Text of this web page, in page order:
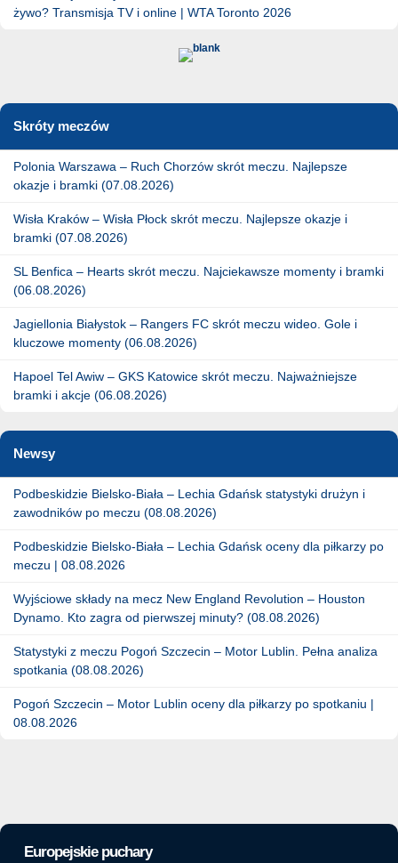
żywo? Transmisja TV i online | WTA Toronto 2026
Skróty meczów
Polonia Warszawa – Ruch Chorzów skrót meczu. Najlepsze
okazje i bramki (07.08.2026)
Wisła Kraków – Wisła Płock skrót meczu. Najlepsze okazje i
bramki (07.08.2026)
SL Benfica – Hearts skrót meczu. Najciekawsze momenty i bramki
(06.08.2026)
Jagiellonia Białystok – Rangers FC skrót meczu wideo. Gole i
kluczowe momenty (06.08.2026)
Hapoel Tel Awiw – GKS Katowice skrót meczu. Najważniejsze
bramki i akcje (06.08.2026)
Newsy
Podbeskidzie Bielsko-Biała – Lechia Gdańsk statystyki drużyn i
zawodników po meczu (08.08.2026)
Podbeskidzie Bielsko-Biała – Lechia Gdańsk oceny dla piłkarzy po
meczu | 08.08.2026
Wyjściowe składy na mecz New England Revolution – Houston
Dynamo. Kto zagra od pierwszej minuty? (08.08.2026)
Statystyki z meczu Pogoń Szczecin – Motor Lublin. Pełna analiza
spotkania (08.08.2026)
Pogoń Szczecin – Motor Lublin oceny dla piłkarzy po spotkaniu |
08.08.2026
Europejskie puchary